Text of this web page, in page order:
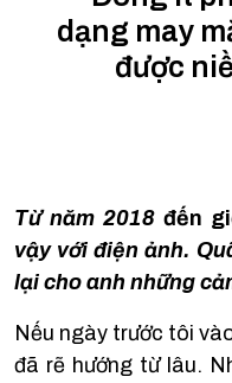
dạng may
được
Từ năm 2018đến
vậy với điện ảnh.
lại cho anh những
Nếu ngày trước tôi
đã rẽ hướng từ lâu.